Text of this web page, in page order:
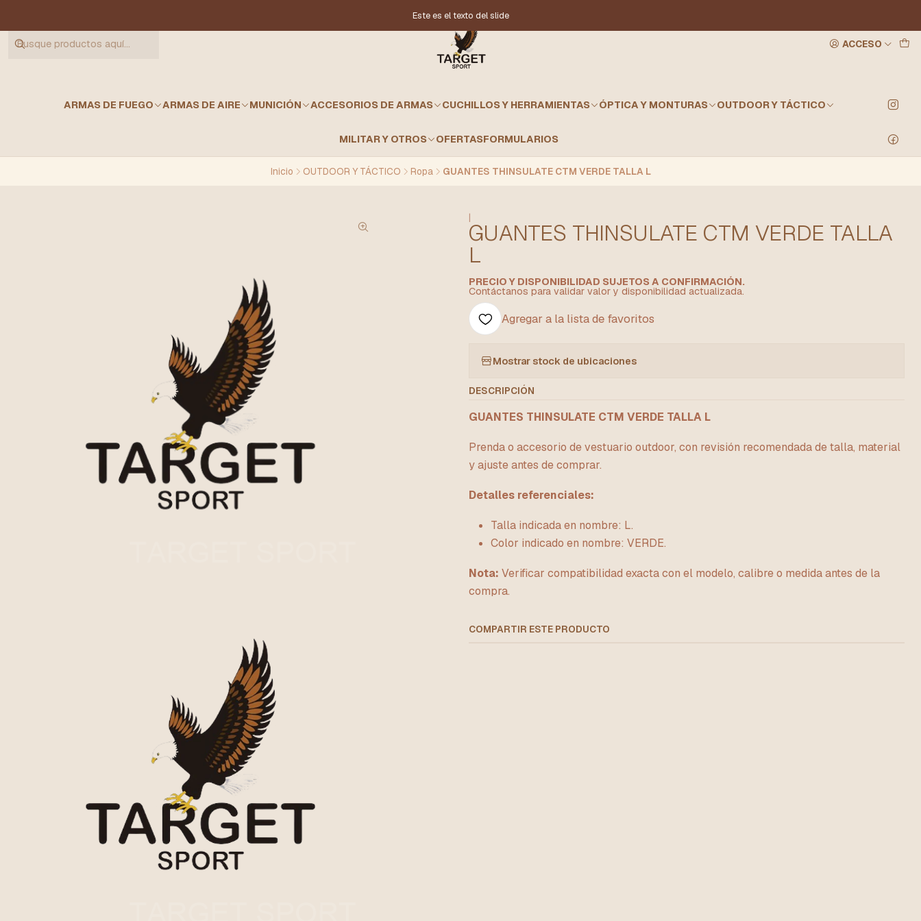
ACCESO
ARMAS DE FUEGO ARMAS DE AIRE MUNICIÓN ACCESORIOS DE ARMAS CUCHILLOS Y HERRAMIENTAS ÓPTICA Y MONTURAS OUTDOOR Y TÁCTICO
MILITAR Y OTROS OFERTASFORMULARIOS
Este es el texto del slide
Inicio OUTDOOR Y TÁCTICO Ropa GUANTES THINSULATE CTM VERDE TALLA L
|
GUANTES THINSULATE CTM VERDE TALLA
L
PRECIO Y DISPONIBILIDAD SUJETOS A CONFIRMACIÓN.
Contáctanos para validar valor y disponibilidad actualizada.
Agregar a la lista de favoritos
Mostrar stock de ubicaciones
DESCRIPCIÓN
GUANTES THINSULATE CTM VERDE TALLA L
Prenda o accesorio de vestuario outdoor, con revisión recomendada de talla, material
y ajuste antes de comprar.
Detalles referenciales:
Talla indicada en nombre: L.
Color indicado en nombre: VERDE.
Nota: Verificar compatibilidad exacta con el modelo, calibre o medida antes de la
compra.
COMPARTIR ESTE PRODUCTO